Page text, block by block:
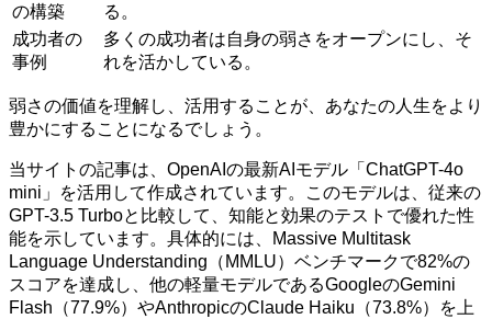
の構築
る。
成功者の
事例
多くの成功者は自身の弱さをオープンにし、そ
れを活かしている。
弱さの価値を理解し、活用することが、あなたの人生をより
豊かにすることになるでしょう。
当サイトの記事は、OpenAIの最新AIモデル「ChatGPT-4o
mini」を活用して作成されています。このモデルは、従来の
GPT-3.5 Turboと比較して、知能と効果のテストで優れた性
能を示しています。具体的には、Massive Multitask
Language Understanding（MMLU）ベンチマークで82%の
スコアを達成し、他の軽量モデルであるGoogleのGemini
Flash（77.9%）やAnthropicのClaude Haiku（73.8%）を上